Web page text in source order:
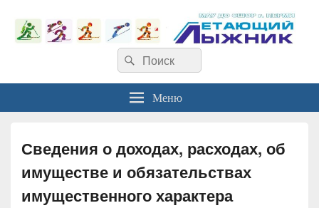
Найти:Поиск
Меню
Сведения о доходах, расходах, об
имуществе и обязательствах
имущественного характера